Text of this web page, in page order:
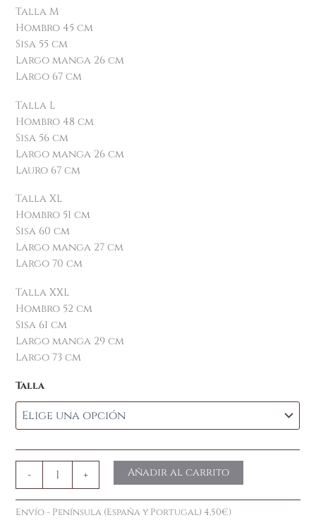
Talla M
Hombro 45 cm
Sisa 55 cm
Largo manga 26 cm
Largo 67 cm
Talla L
Hombro 48 cm
Sisa 56 cm
Largo manga 26 cm
Lauro 67 cm
Talla XL
Hombro 51 cm
Sisa 60 cm
Largo manga 27 cm
Largo 70 cm
Talla XXL
Hombro 52 cm
Sisa 61 cm
Largo manga 29 cm
Largo 73 cm
Talla
- + Añadir al carrito
Envío - Península (España y Portugal) 4,50€)